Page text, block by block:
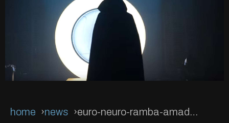
home news euro-neuro-ramba-amadeusa-u-spektakularnom-mjuziklu-europavisjon